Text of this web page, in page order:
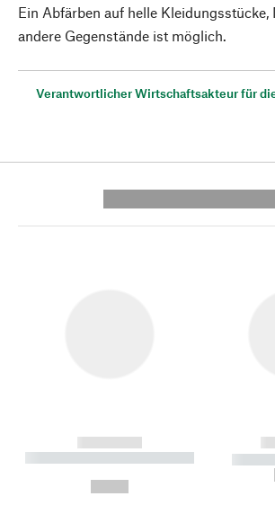
Ein Abfärben auf helle Kleidungsstücke,
andere Gegenstände ist möglich.
Verantwortlicher Wirtschaftsakteur für
------------
----------- ----------- --------